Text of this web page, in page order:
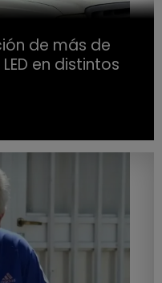
de más de
en distintos